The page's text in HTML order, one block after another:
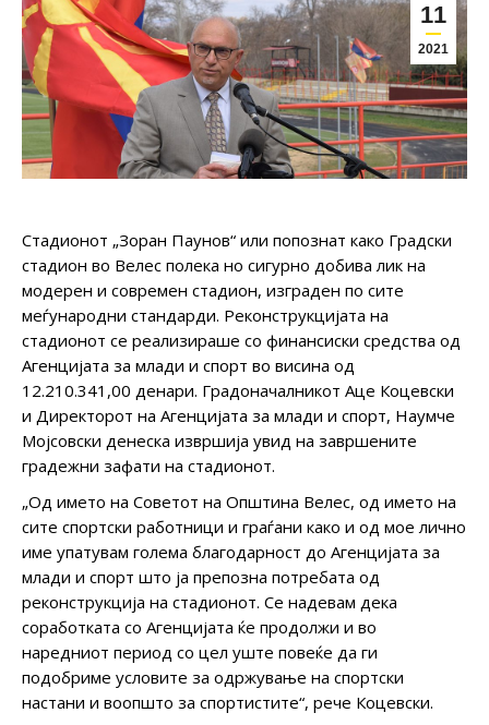
11
2021
Стадионот „Зоран Паунов“ или попознат како Градски
стадион во Велес полека но сигурно добива лик на
модерен и современ стадион, изграден по сите
меѓународни стандарди. Реконструкцијата на
стадионот се реализираше со финансиски средства од
Агенцијата за млади и спорт во висина од
12.210.341,00 денари. Градоначалникот Аце Коцевски
и Директорот на Агенцијата за млади и спорт, Наумче
Мојсовски денеска извршија увид на завршените
градежни зафати на стадионот.
„Од името на Советот на Општина Велес, од името на
сите спортски работници и граѓани како и од мое лично
име упатувам голема благодарност до Агенцијата за
млади и спорт што ја препозна потребата од
реконструкција на стадионот. Се надевам дека
соработката со Агенцијата ќе продолжи и во
наредниот период со цел уште повеќе да ги
подобриме условите за одржување на спортски
настани и воопшто за спортистите“, рече Коцевски.